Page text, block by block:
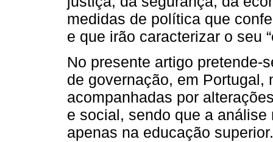
medidas de política que
e que irão caracterizar o seu
No presente artigo pretende-
de governação, em
acompanhadas por
e social, sendo que a
apenas na educação superior.